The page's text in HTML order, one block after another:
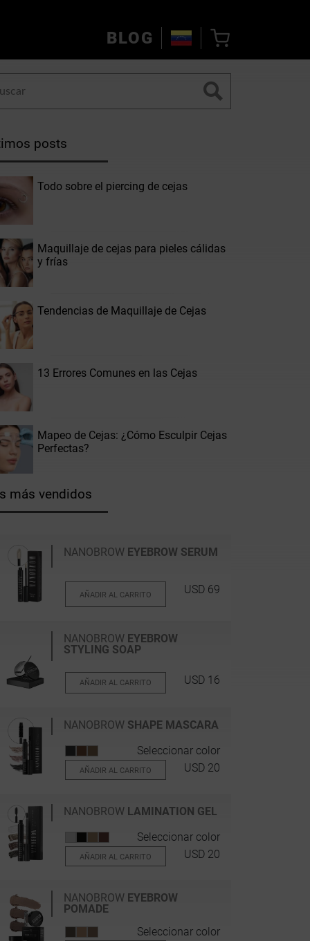
BLOG
posts
Todo sobre el piercing de cejas
Maquillaje de cejas para pieles cálidas
y frías
Tendencias de Maquillaje de Cejas
13 Errores Comunes en las Cejas
Mapeo de Cejas: ¿Cómo Esculpir Cejas
Perfectas?
más vendidos
NANOBROW EYEBROW SERUM
AÑADIR AL CARRITO USD 69
NANOBROW EYEBROW
STYLING SOAP
AÑADIR AL CARRITO USD 16
NANOBROW SHAPE MASCARA
Seleccionar color
AÑADIR AL CARRITO USD 20
NANOBROW LAMINATION GEL
Seleccionar color
AÑADIR AL CARRITO USD 20
NANOBROW EYEBROW
POMADE
Seleccionar color